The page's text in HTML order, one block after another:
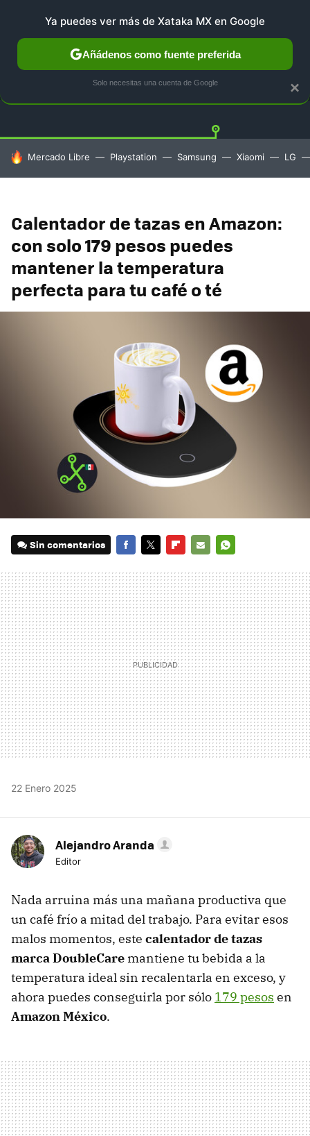
GUÍA DE COMPRAS MERCADO LIBRE
HOY SE HABLA DE
Mercado Libre Playstation Samsung Xiaomi LG
Calentador de tazas en Amazon:
con solo 179 pesos puedes
mantener la temperatura
perfecta para tu café o té
Sin comentarios
MAIL
22 Enero 2025
Alejandro Aranda
Editor
Nada arruina más una mañana productiva que
un café frío a mitad del trabajo. Para evitar esos
malos momentos, este calentador de tazas
marca DoubleCare mantiene tu bebida a la
temperatura ideal sin recalentarla en exceso, y
ahora puedes conseguirla por sólo 179 pesos en
Amazon México.
×
Ya puedes ver más de Xataka MX en Google
Añádenos como fuente preferida
Solo necesitas una cuenta de Google